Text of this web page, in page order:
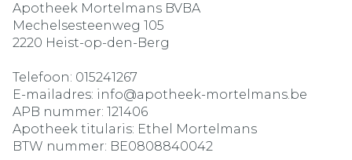
Apotheek Mortelmans BVBA
Mechelsesteenweg 105
2220 Heist-op-den-Berg
Telefoon: 015241267
E-mailadres: info@apotheek-mortelmans.be
APB nummer: 121406
Apotheek titularis: Ethel Mortelmans
BTW nummer: BE0808840042